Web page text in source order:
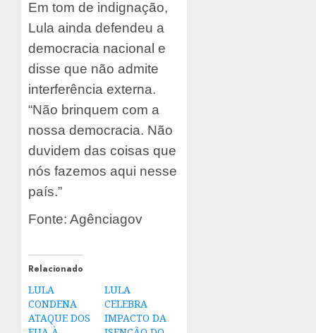
Em tom de indignação,
Lula ainda defendeu a
democracia nacional e
disse que não admite
interferência externa.
“Não brinquem com a
nossa democracia. Não
duvidem das coisas que
nós fazemos aqui nesse
país.”
Fonte: Agênciagov
Relacionado
LULA
CONDENA
ATAQUE DOS
LULA
CELEBRA
IMPACTO DA